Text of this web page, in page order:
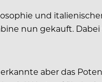
und
nun gekauft.
erkannte aber das